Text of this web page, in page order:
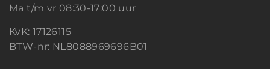
Ma t/m vr 08:30-17:00 uur
KvK: 17126115
BTW-nr: NL8088969696B01